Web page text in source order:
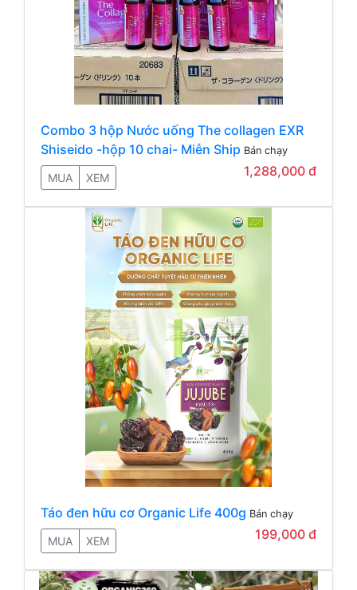
Combo 3 hộp Nước uống The collagen EXR
Shiseido -hộp 10 chai- Miễn Ship Bán chạy
MUA XEM 1,288,000 đ
Táo đen hữu cơ Organic Life 400g Bán chạy
MUA XEM 199,000 đ